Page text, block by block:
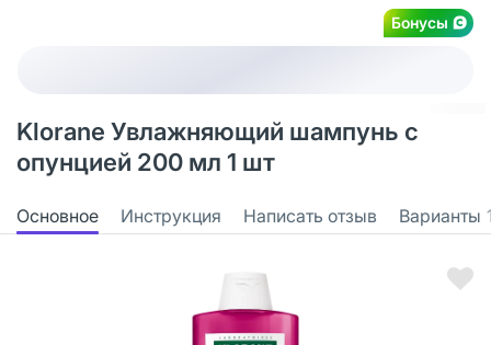
Бонусы
Klorane Увлажняющий шампунь с
опунцией 200 мл 1 шт
Основное Инструкция Написать отзыв Варианты